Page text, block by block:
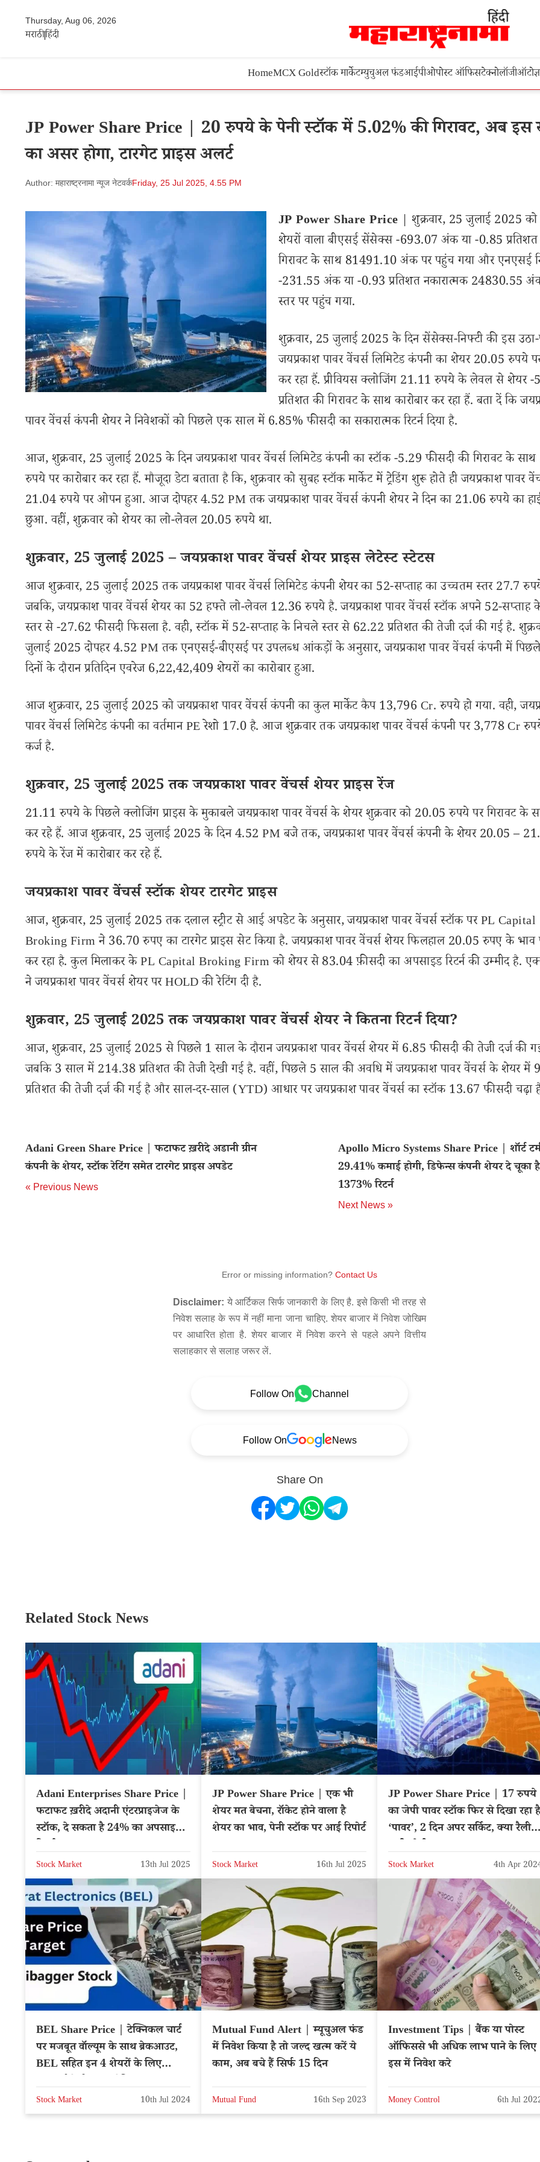
Thursday, Aug 06, 2026
मराठीहिंदी
HomeMCX Goldस्टॉक मार्केटम्युचुअल फंडआईपीओपोस्ट ऑफिसटेक्नोलॉजीऑटो
JP Power Share Price | 20 रुपये के पेनी स्टॉक में 5.02% की गिरावट, अब इस
का असर होगा, टारगेट प्राइस अलर्ट
Author: महाराष्ट्रनामा न्यूज नेटवर्कFriday, 25 Jul 2025, 4.55 PM
JP Power Share Price | शुक्रवार, 25 जुलाई 2025
शेयरों वाला बीएसई सेंसेक्स -693.07 अंक या -0.85
गिरावट के साथ 81491.10 अंक पर पहुंच गया और एनएसई
-231.55 अंक या -0.93 प्रतिशत नकारात्मक 24830.55
स्तर पर पहुंच गया.
शुक्रवार, 25 जुलाई 2025 के दिन सेंसेक्स-निफ्टी की इस
जयप्रकाश पावर वेंचर्स लिमिटेड कंपनी का शेयर 20.05 रुपये
कर रहा हैं. प्रीवियस क्लोजिंग 21.11 रुपये के लेवल से शेयर -
प्रतिशत की गिरावट के साथ कारोबार कर रहा हैं. बता दें कि
पावर वेंचर्स कंपनी शेयर ने निवेशकों को पिछले एक साल में 6.85% फीसदी का सकारात्मक रिटर्न दिया है.
आज, शुक्रवार, 25 जुलाई 2025 के दिन जयप्रकाश पावर वेंचर्स लिमिटेड कंपनी का स्टॉक -5.29 फीसदी की गिरावट के
रुपये पर कारोबार कर रहा हैं. मौजूदा डेटा बताता है कि, शुक्रवार को सुबह स्टॉक मार्केट में ट्रेडिंग शुरू होते ही जयप्रकाश पावर
21.04 रुपये पर ओपन हुआ. आज दोपहर 4.52 PM तक जयप्रकाश पावर वेंचर्स कंपनी शेयर ने दिन का 21.06 रुपये का
छुआ. वहीं, शुक्रवार को शेयर का लो-लेवल 20.05 रुपये था.
शुक्रवार, 25 जुलाई 2025 – जयप्रकाश पावर वेंचर्स शेयर प्राइस लेटेस्ट स्टेटस
आज शुक्रवार, 25 जुलाई 2025 तक जयप्रकाश पावर वेंचर्स लिमिटेड कंपनी शेयर का 52-सप्ताह का उच्चतम स्तर 27.7
जबकि, जयप्रकाश पावर वेंचर्स शेयर का 52 हफ्ते लो-लेवल 12.36 रुपये है. जयप्रकाश पावर वेंचर्स स्टॉक अपने 52-सप्ताह
स्तर से -27.62 फीसदी फिसला है. वही, स्टॉक में 52-सप्ताह के निचले स्तर से 62.22 प्रतिशत की तेजी दर्ज की गई है.
जुलाई 2025 दोपहर 4.52 PM तक एनएसई-बीएसई पर उपलब्ध आंकड़ों के अनुसार, जयप्रकाश पावर वेंचर्स कंपनी में
दिनों के दौरान प्रतिदिन एवरेज 6,22,42,409 शेयरों का कारोबार हुआ.
आज शुक्रवार, 25 जुलाई 2025 को जयप्रकाश पावर वेंचर्स कंपनी का कुल मार्केट कैप 13,796 Cr. रुपये हो गया. वही,
पावर वेंचर्स लिमिटेड कंपनी का वर्तमान PE रेशो 17.0 है. आज शुक्रवार तक जयप्रकाश पावर वेंचर्स कंपनी पर 3,778 Cr
कर्ज है.
शुक्रवार, 25 जुलाई 2025 तक जयप्रकाश पावर वेंचर्स शेयर प्राइस रेंज
21.11 रुपये के पिछले क्लोजिंग प्राइस के मुकाबले जयप्रकाश पावर वेंचर्स के शेयर शुक्रवार को 20.05 रुपये पर गिरावट के
कर रहे हैं. आज शुक्रवार, 25 जुलाई 2025 के दिन 4.52 PM बजे तक, जयप्रकाश पावर वेंचर्स कंपनी के शेयर 20.05 –
रुपये के रेंज में कारोबार कर रहे हैं.
जयप्रकाश पावर वेंचर्स स्टॉक शेयर टारगेट प्राइस
आज, शुक्रवार, 25 जुलाई 2025 तक दलाल स्ट्रीट से आई अपडेट के अनुसार, जयप्रकाश पावर वेंचर्स स्टॉक पर PL Capital
Broking Firm ने 36.70 रुपए का टारगेट प्राइस सेट किया है. जयप्रकाश पावर वेंचर्स शेयर फिलहाल 20.05 रुपए के भाव
कर रहा है. कुल मिलाकर के PL Capital Broking Firm को शेयर से 83.04 फ़ीसदी का अपसाइड रिटर्न की उम्मीद है.
ने जयप्रकाश पावर वेंचर्स शेयर पर HOLD की रेटिंग दी है.
शुक्रवार, 25 जुलाई 2025 तक जयप्रकाश पावर वेंचर्स शेयर ने कितना रिटर्न दिया?
आज, शुक्रवार, 25 जुलाई 2025 से पिछले 1 साल के दौरान जयप्रकाश पावर वेंचर्स शेयर में 6.85 फीसदी की तेजी दर्ज की
जबकि 3 साल में 214.38 प्रतिशत की तेजी देखी गई है. वहीं, पिछले 5 साल की अवधि में जयप्रकाश पावर वेंचर्स के शेयर में
प्रतिशत की तेजी दर्ज की गई है और साल-दर-साल (YTD) आधार पर जयप्रकाश पावर वेंचर्स का स्टॉक 13.67 फीसदी चढ़ा
Adani Green Share Price | फटाफट ख़रीदे अडानी ग्रीन
कंपनी के शेयर, स्टॉक रेटिंग समेत टारगेट प्राइस अपडेट
« Previous News
Apollo Micro Systems Share Price | शॉर्ट
29.41% कमाई होगी, डिफेन्स कंपनी शेयर दे चूका है
1373% रिटर्न
Next News »
Error or missing information? Contact Us
Disclaimer: ये आर्टिकल सिर्फ जानकारी के लिए है. इसे किसी भी तरह से
निवेश सलाह के रूप में नहीं माना जाना चाहिए. शेयर बाजार में निवेश जोखिम
पर आधारित होता है. शेयर बाजार में निवेश करने से पहले अपने वित्तीय
सलाहकार से सलाह जरूर लें.
Follow On Channel
Follow On News
Share On
Related Stock News
Adani Enterprises Share Price |
फटाफट ख़रीदे अदानी एंटरप्राइजेज के
स्टॉक, दे सकता है 24% का अपसाइड
Stock Market 13th Jul 2025
JP Power Share Price | एक भी
शेयर मत बेचना, रॉकेट होने वाला है
शेयर का भाव, पेनी स्टॉक पर आई रिपोर्ट
Stock Market 16th Jul 2025
JP Power Share Price | 17 रुपये
का जेपी पावर स्टॉक फिर से दिखा रहा है
‘पावर’, 2 दिन अपर सर्किट, क्या रैली
Stock Market 4th Apr
BEL Share Price | टेक्निकल चार्ट
पर मजबूत वॉल्यूम के साथ ब्रेकआउट,
BEL सहित इन 4 शेयरों के लिए
Stock Market 10th Jul 2024
Mutual Fund Alert | म्यूचुअल फंड
में निवेश किया है तो जल्द खत्म करें ये
काम, अब बचे हैं सिर्फ 15 दिन
Mutual Fund 16th Sep 2023
Investment Tips | बैंक या पोस्ट
ऑफिससे भी अधिक लाभ पाने के लिए
इस में निवेश करे
Money Control 6th Jul